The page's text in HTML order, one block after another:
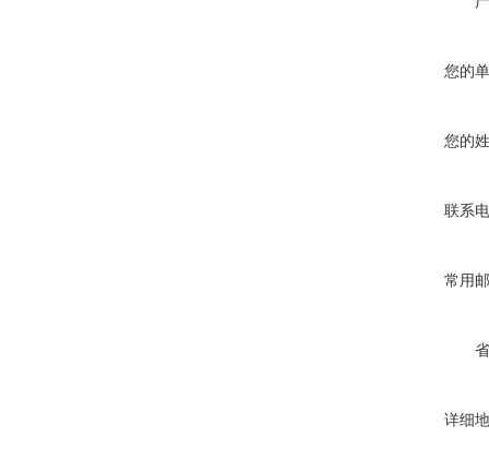
您的
您的
联系
常用
详细